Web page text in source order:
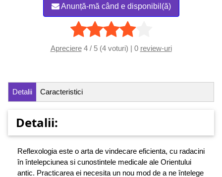
Anunță-mă când e disponibil(ă)
Apreciere4 / 5 (4 voturi) | 0 review-uri
Detalii Caracteristici
Detalii:
Reflexologia este o arta de vindecare eficienta, cu radacini
în întelepciunea si cunostintele medicale ale Orientului
antic. Practicarea ei necesita un nou mod de a ne întelege